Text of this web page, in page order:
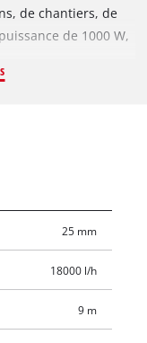
de chantiers, de
de 1000 W,
en acier
Pour une plus
une connexion
25 mm
18000 l/h
9 m